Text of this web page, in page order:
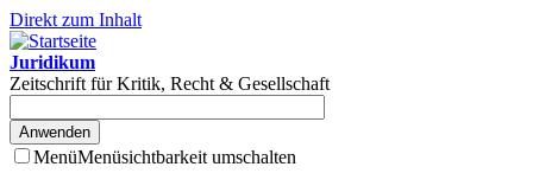
Direkt zum Inhalt
Juridikum
Zeitschrift für Kritik, Recht & Gesellschaft
MenüMenüsichtbarkeit umschalten